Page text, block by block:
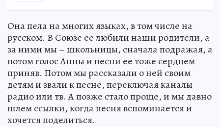
Она пела на многих языках, в том числе на
русском. В Союзе ее любили наши родители, а
за ними мы – школьницы, сначала подражая, а
потом голос Анны и песни ее тоже сердцем
приняв. Потом мы рассказали о ней своим
детям и звали к песне, переключая каналы
радио или тв. А позже стало проще, и мы давно
шлем ссылки, когда песня вспоминается и
хочется поделиться.